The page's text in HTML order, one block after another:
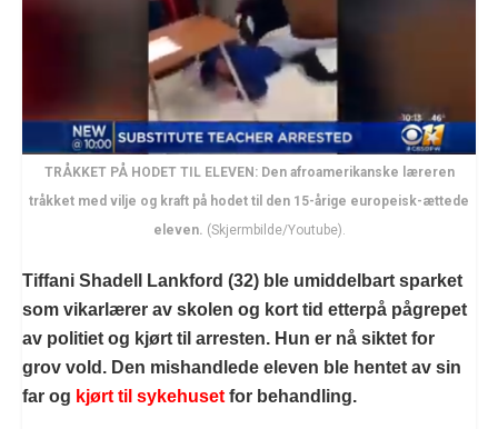
TRÅKKET PÅ HODET TIL ELEVEN: Den afroamerikanske læreren
tråkket med vilje og kraft på hodet til den 15-årige europeisk-ættede
eleven. (Skjermbilde/Youtube).
Tiffani Shadell Lankford (32) ble umiddelbart sparket
som vikarlærer av skolen og kort tid etterpå pågrepet
av politiet og kjørt til arresten. Hun er nå siktet for
grov vold. Den mishandlede eleven ble hentet av sin
far og kjørt til sykehuset for behandling.